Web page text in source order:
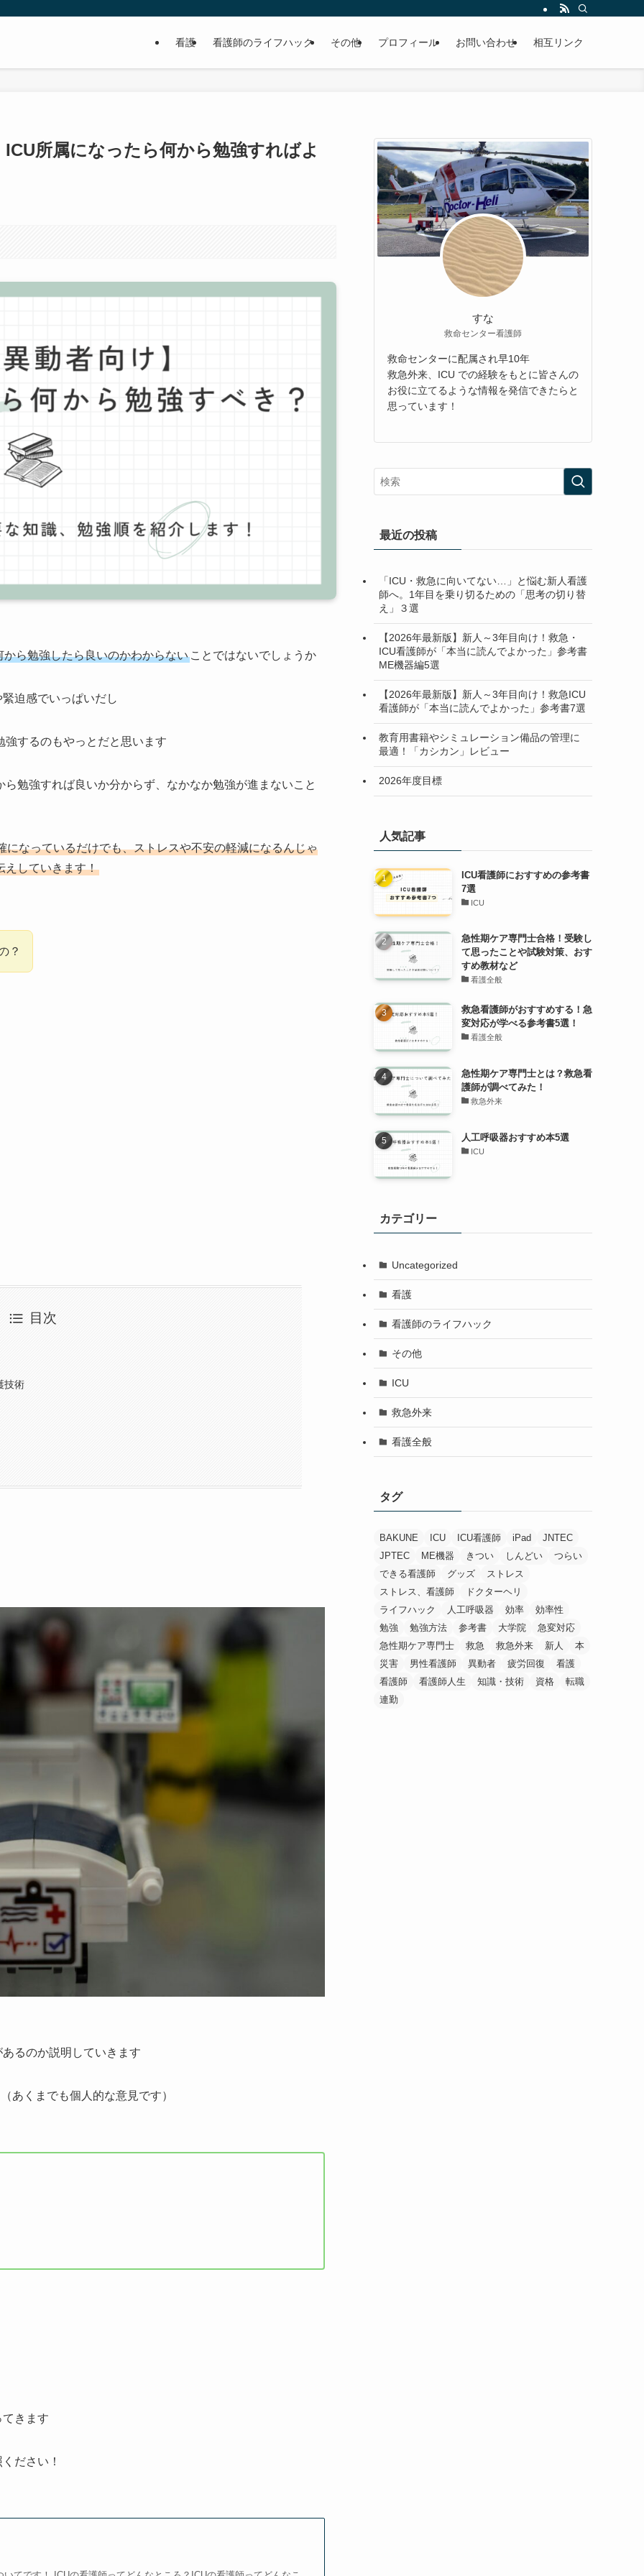
看護 看護師のライフハック その他 プロフィール お問い合わせ 相互リンク
所属になったら何から勉強すればよ
から勉強したら良いのかわからない ことではないでしょうか
迫感でいっぱいだし
するのもやっとだと思います
勉強すれば良いか分からず、なかなか勉強が進まないこと
になっているだけでも、ストレスや不安の軽減になるんじゃ
えしていきます！
？
目次
技術
るのか説明していきます
あくまでも個人的な意見です）
きます
ださい！
すな
救命センター看護師
救命センターに配属され早10年
救急外来、ICU での経験をもとに皆さんの
お役に立てるような情報を発信できたらと
思っています！
最近の投稿
「ICU・救急に向いてない…」と悩む新人看護
師へ。1年目を乗り切るための「思考の切り替
え」３選
【2026年最新版】新人～3年目向け！救急・
ICU看護師が「本当に読んでよかった」参考書
ME機器編5選
【2026年最新版】新人～3年目向け！救急ICU
看護師が「本当に読んでよかった」参考書7選
教育用書籍やシミュレーション備品の管理に
最適！「カシカン」レビュー
2026年度目標
人気記事
ICU看護師におすすめの参考書
7選
ICU
急性期ケア専門士合格！受験し
て思ったことや試験対策、おす
すめ教材など
看護全般
救急看護師がおすすめする！急
変対応が学べる参考書5選！
看護全般
急性期ケア専門士とは？救急看
護師が調べてみた！
救急外来
人工呼吸器おすすめ本5選
ICU
カテゴリー
Uncategorized
看護
看護師のライフハック
その他
ICU
救急外来
看護全般
タグ
BAKUNE ICU ICU看護師 iPad
JNTEC
JPTEC
ME機器 きつい しんどい
つらい
できる看護師
グッズ
ストレス
ストレス、看護師
ドクターヘリ
ライフハック
人工呼吸器 効率
効率性
勉強
勉強方法 参考書 大学院
急変対応
急性期ケア専門士
救急 救急外来 新人
本
災害
男性看護師 異動者 疲労回復
看護
看護師
看護師人生 知識・技術 資格
転職
連勤